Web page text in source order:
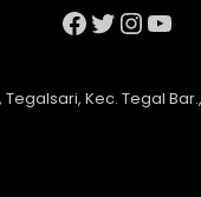
Facebook
Twitter
Tegalsari, Kec. Tegal